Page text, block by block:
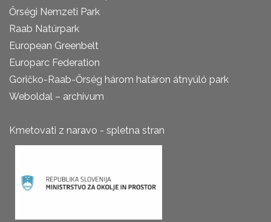
Őrségi Nemzeti Park
Raab Natúrpark
European Greenbelt
Europarc Federation
Goričko-Raab-Őrség három határon átnyúló park
Weboldal – archívum
Kmetovati z naravo - spletna stran